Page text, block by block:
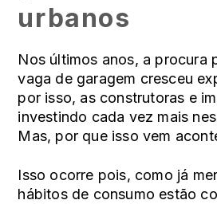
urbanos
Nos últimos anos, a procura
vaga de garagem cresceu
por isso, as construtoras e
investindo cada vez mais
Mas, por que isso vem
Isso ocorre pois, como já
hábitos de consumo estão